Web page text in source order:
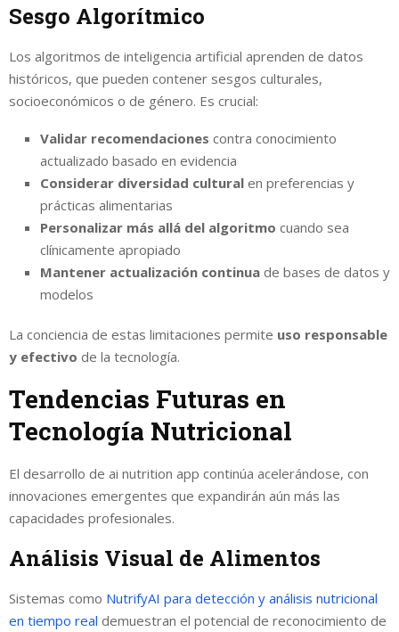
Sesgo Algorítmico
Los algoritmos de inteligencia artificial aprenden de datos
históricos, que pueden contener sesgos culturales,
socioeconómicos o de género. Es crucial:
Validar recomendaciones contra conocimiento
actualizado basado en evidencia
Considerar diversidad cultural en preferencias y
prácticas alimentarias
Personalizar más allá del algoritmo cuando sea
clínicamente apropiado
Mantener actualización continua de bases de datos y
modelos
La conciencia de estas limitaciones permite uso responsable
y efectivo de la tecnología.
Tendencias Futuras en
Tecnología Nutricional
El desarrollo de ai nutrition app continúa acelerándose, con
innovaciones emergentes que expandirán aún más las
capacidades profesionales.
Análisis Visual de Alimentos
Sistemas como NutrifyAI para detección y análisis nutricional
en tiempo real demuestran el potencial de reconocimiento de